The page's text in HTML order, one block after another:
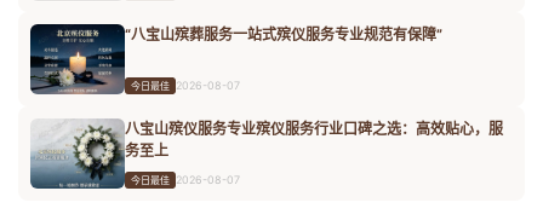
“八宝山殡葬服务一站式殡仪服务专业规范有保障”
今日最佳 2026-08-07
八宝山殡仪服务专业殡仪服务行业口碑之选：高效贴心，服
务至上
今日最佳 2026-08-07